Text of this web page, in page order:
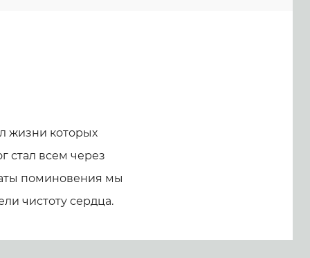
жизни которых
стал всем через
поминовения мы
чистоту сердца.